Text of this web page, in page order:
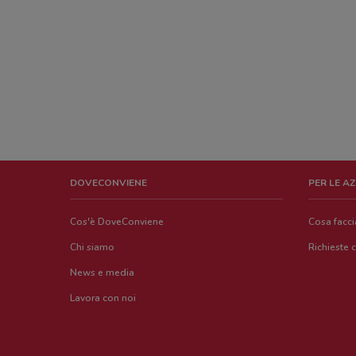
DOVECONVIENE
Cos'è DoveConviene
Chi siamo
News e media
Lavora con noi
PER LE
Cosa
Richieste